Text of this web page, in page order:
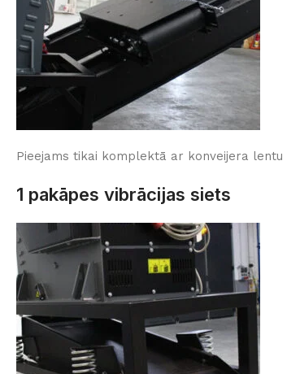
Pieejams tikai komplektā ar konveijera
1 pakāpes vibrācijas siets